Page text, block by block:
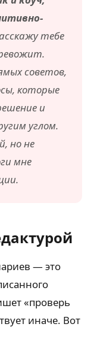
тебе
советов,
которые
и
углом.
но не
мне
— это
«проверь
иначе. Вот